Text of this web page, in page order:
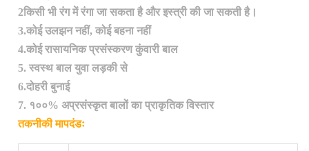
2किसी भी रंग में रंगा जा सकता है और इस्त्री की जा सकती है।
3.कोई उलझन नहीं, कोई बहना नहीं
4.कोई रासायनिक प्रसंस्करण कुंवारी बाल
5. स्वस्थ बाल युवा लड़की से
6.दोहरी बुनाई
7. १००% अप्रसंस्कृत बालों का प्राकृतिक विस्तार
तकनीकी मापदंडः